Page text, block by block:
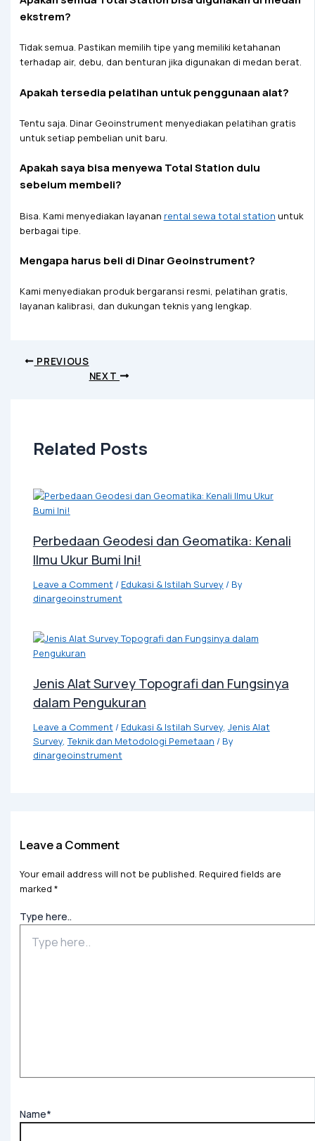
ekstrem?
Tidak semua. Pastikan memilih tipe yang memiliki ketahanan
terhadap air, debu, dan benturan jika digunakan di medan berat.
Apakah tersedia pelatihan untuk penggunaan alat?
Tentu saja. Dinar Geoinstrument menyediakan pelatihan gratis
untuk setiap pembelian unit baru.
Apakah saya bisa menyewa Total Station dulu
sebelum membeli?
Bisa. Kami menyediakan layanan rental sewa total station untuk
berbagai tipe.
Mengapa harus beli di Dinar Geoinstrument?
Kami menyediakan produk bergaransi resmi, pelatihan gratis,
layanan kalibrasi, dan dukungan teknis yang lengkap.
PREVIOUS
NEXT
Related Posts
Perbedaan Geodesi dan Geomatika: Kenali
Ilmu Ukur Bumi Ini!
Leave a Comment / Edukasi & Istilah Survey/ By
dinargeoinstrument
Jenis Alat Survey Topografi dan Fungsinya
dalam Pengukuran
Leave a Comment / Edukasi & Istilah Survey, Jenis Alat
Survey,Teknik dan Metodologi Pemetaan / By
dinargeoinstrument
Leave a Comment
Your email address will not be published. Required fields are
marked *
Type here..
Name*